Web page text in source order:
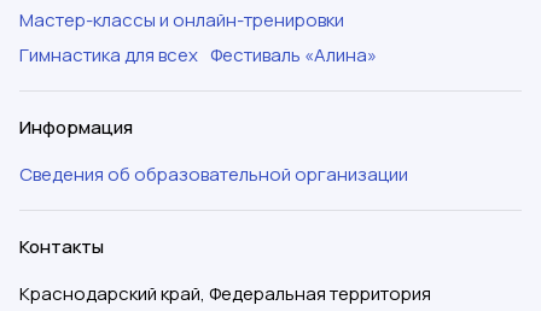
Мастер-классы и онлайн-тренировки
Гимнастика для всех Фестиваль «Алина»
Информация
Сведения об образовательной организации
Контакты
Краснодарский край, Федеральная территория